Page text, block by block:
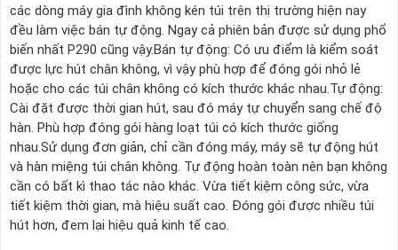
các dòng máy gia đình không kén túi trên thị trường hiện nay
đều làm việc bán tự động. Ngay cả phiên bản được sử dụng phổ
biến nhất P290 cũng vậy.Bán tự động: Có ưu điểm là kiểm soát
được lực hút chân không, vì vậy phù hợp để đóng gói nhỏ lẻ
hoặc cho các túi chân không có kích thước khác nhau.Tự động:
Cài đặt được thời gian hút, sau đó máy tự chuyển sang chế độ
hàn. Phù hợp đóng gói hàng loạt túi có kích thước giống
nhau.Sử dụng đơn giản, chỉ cần đóng máy, máy sẽ tự động hút
và hàn miệng túi chân không. Tự động hoàn toàn nên bạn không
cần có bất kì thao tác nào khác. Vừa tiết kiệm công sức, vừa
tiết kiệm thời gian, mà hiệu suất cao. Đóng gói được nhiều túi
hút hơn, đem lại hiệu quả kinh tế cao.